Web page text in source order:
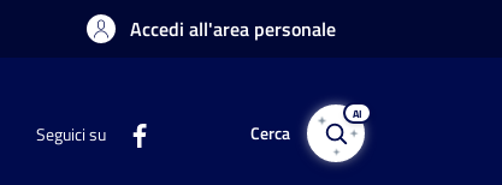
Accedi all'area personale
Seguici su Cerca
AI